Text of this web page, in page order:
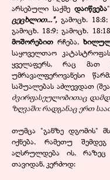
არსებული საქმე დაიწვება
ცეცხლით...",გამოცხ. 18:8;
გამოცხ. 18:9; გამოცხ.
მოშორებით რჩება,
საყოველთაო
ყველაფერს, რაც მათ
უმრავალფეროვანესი
საშუალებას აძლევდათ
ძვირფასეულობითაც
ზღვაში: რადგანაც ერთ
თუმცა "განზე დგომის"
იქნება, რამეთუ
აღსრულდება ის, რაზეც
თავიდან, კერძოდ: